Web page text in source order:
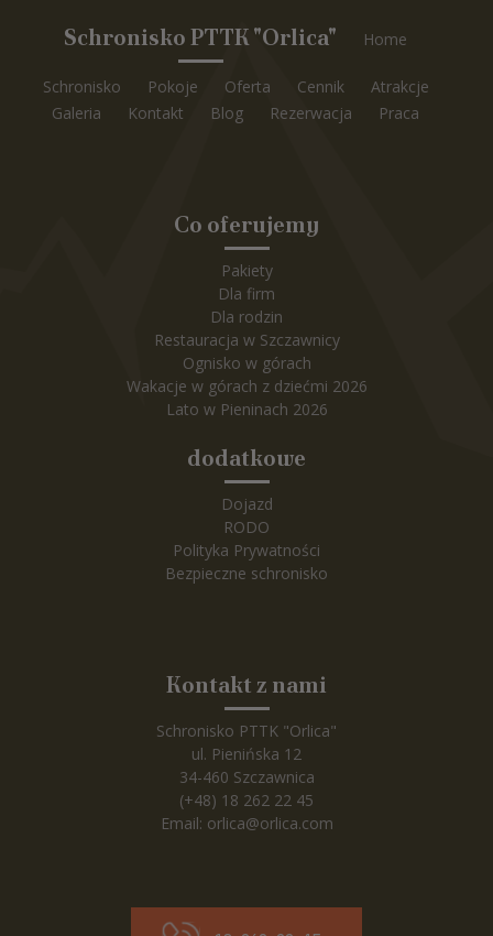
Schronisko PTTK "Orlica" Home
Schronisko Pokoje Oferta Cennik
Atrakcje
Galeria
Kontakt Blog Rezerwacja Praca
Co oferujemy
Pakiety
Dla firm
Dla rodzin
Restauracja w Szczawnicy
Ognisko w górach
Wakacje w górach z dziećmi 2026
Lato w Pieninach 2026
dodatkowe
Dojazd
RODO
Polityka Prywatności
Bezpieczne schronisko
Kontakt z nami
Schronisko PTTK "Orlica"
ul. Pienińska 12
34-460 Szczawnica
(+48) 18 262 22 45
Email: orlica@orlica.com